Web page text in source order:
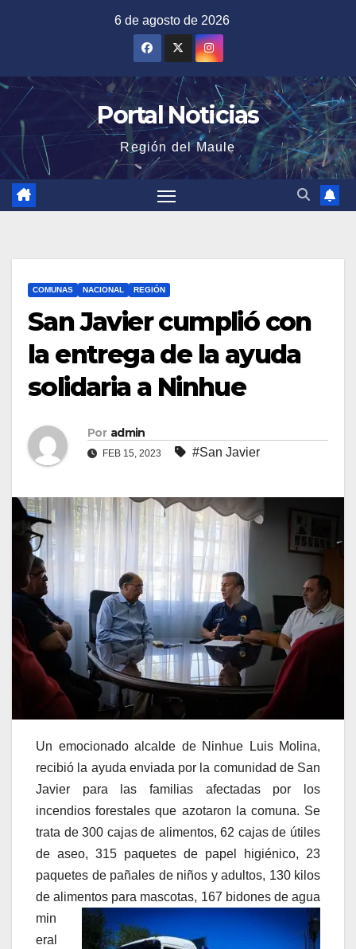
6 de agosto de 2026
Portal Noticias
Región del Maule
COMUNAS NACIONAL REGIÓN
San Javier cumplió con
la entrega de la ayuda
solidaria a Ninhue
Por admin
FEB 15, 2023 #San Javier
Un emocionado alcalde de Ninhue Luis Molina,
recibió la ayuda enviada por la comunidad de San
Javier para las familias afectadas por los
incendios forestales que azotaron la comuna. Se
trata de 300 cajas de alimentos, 62 cajas de útiles
de aseo, 315 paquetes de papel higiénico, 23
paquetes de pañales de niños y adultos, 130 kilos
de alimentos para mascotas, 167 bidones de agua
min
eral